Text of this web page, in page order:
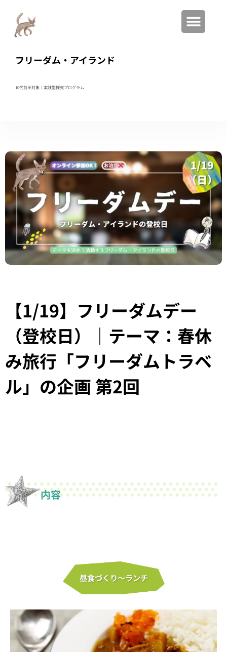
フリーダム・アイランド
10代前半対象｜実践型探究プログラム
【1/19】フリーダムデー
（登校日）｜テーマ：春休
み旅行「フリーダムトラベ
ル」の企画 第2回
内容
昼食づくり〜ランチ